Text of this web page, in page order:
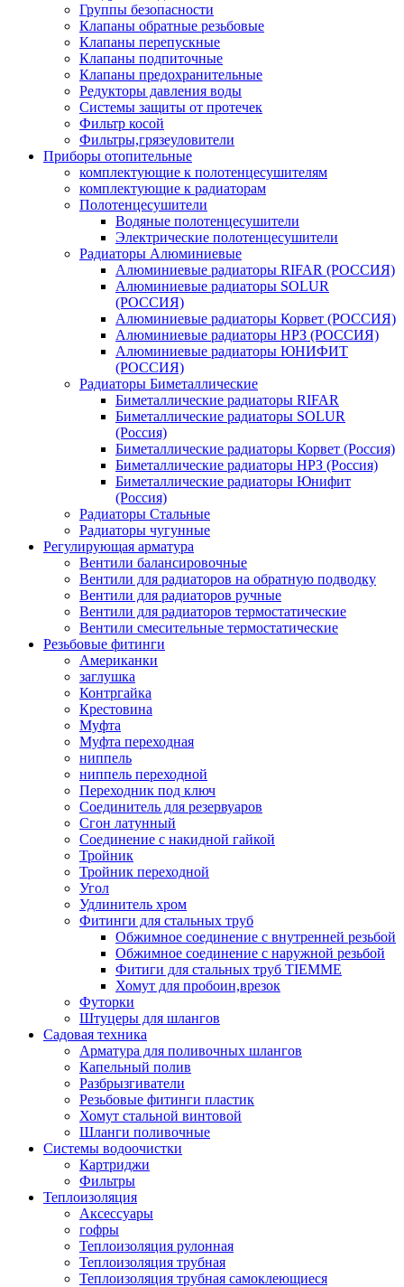
Группы безопасности
Клапаны обратные резьбовые
Клапаны перепускные
Клапаны подпиточные
Клапаны предохранительные
Редукторы давления воды
Системы защиты от протечек
Фильтр косой
Фильтры,грязеуловители
Приборы отопительные
комплектующие к полотенцесушителям
комплектующие к радиаторам
Полотенцесушители
Водяные полотенцесушители
Электрические полотенцесушители
Радиаторы Алюминиевые
Алюминиевые радиаторы RIFAR (РОССИЯ)
Алюминиевые радиаторы SOLUR
(РОССИЯ)
Алюминиевые радиаторы Корвет (РОССИЯ)
Алюминиевые радиаторы НРЗ (РОССИЯ)
Алюминиевые радиаторы ЮНИФИТ
(РОССИЯ)
Радиаторы Биметаллические
Биметаллические радиаторы RIFAR
Биметаллические радиаторы SOLUR
(Россия)
Биметаллические радиаторы Корвет (Россия)
Биметаллические радиаторы НРЗ (Россия)
Биметаллические радиаторы Юнифит
(Россия)
Радиаторы Стальные
Радиаторы чугунные
Регулирующая арматура
Вентили балансировочные
Вентили для радиаторов на обратную подводку
Вентили для радиаторов ручные
Вентили для радиаторов термостатические
Вентили смесительные термостатические
Резьбовые фитинги
Американки
заглушка
Контргайка
Крестовина
Муфта
Муфта переходная
ниппель
ниппель переходной
Переходник под ключ
Сoединитель для рeзервуаров
Сгон латунный
Соединение с накидной гайкой
Тройник
Тройник переходной
Угол
Удлинитель хром
Фитинги для стальных труб
Обжимное соединение с внутренней резьбой
Обжимное соединение с наружной резьбой
Фитиги для стальных труб TIEMME
Хомут для пробоин,врезок
Футорки
Штуцеры для шлангов
Садовая техника
Арматура для поливочных шлангов
Капельный полив
Разбрызгиватели
Резьбовые фитинги пластик
Хомут стальной винтовой
Шланги поливочные
Системы водоочистки
Картриджи
Фильтры
Теплоизоляция
Аксессуары
гофры
Теплоизоляция рулонная
Теплоизоляция трубная
Теплоизоляция трубная самоклеющиеся